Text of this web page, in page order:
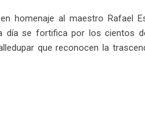
homenaje al maestro Rafael
día se fortifica por los cientos
que reconocen la